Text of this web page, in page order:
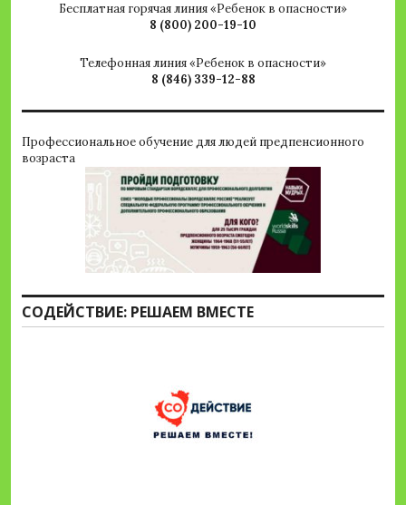
Бесплатная горячая линия «Ребенок в опасности»
8 (800) 200-19-10
Телефонная линия «Ребенок в опасности»
8 (846) 339-12-88
Профессиональное обучение для людей предпенсионного
возраста
СОДЕЙСТВИЕ: РЕШАЕМ ВМЕСТЕ